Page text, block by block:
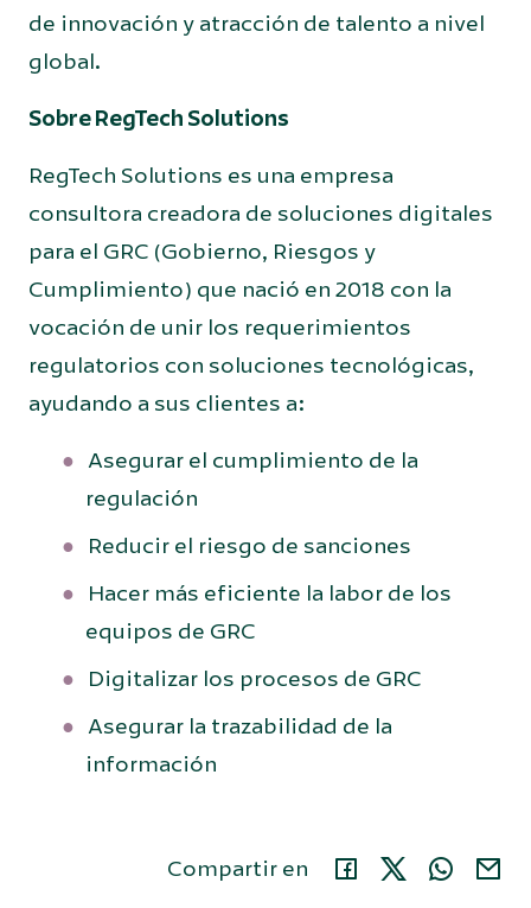
de innovación y atracción de talento a nivel
global.
Sobre RegTech Solutions
RegTech Solutions es una empresa
consultora creadora de soluciones digitales
para el GRC (Gobierno, Riesgos y
Cumplimiento) que nació en 2018 con la
vocación de unir los requerimientos
regulatorios con soluciones tecnológicas,
ayudando a sus clientes a:
Asegurar el cumplimiento de la
regulación
Reducir el riesgo de sanciones
Hacer más eficiente la labor de los
equipos de GRC
Digitalizar los procesos de GRC
Asegurar la trazabilidad de la
información
Compartir en